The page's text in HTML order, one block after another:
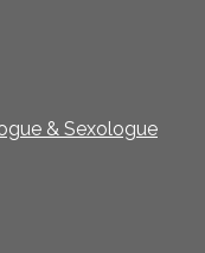
& Sexologue